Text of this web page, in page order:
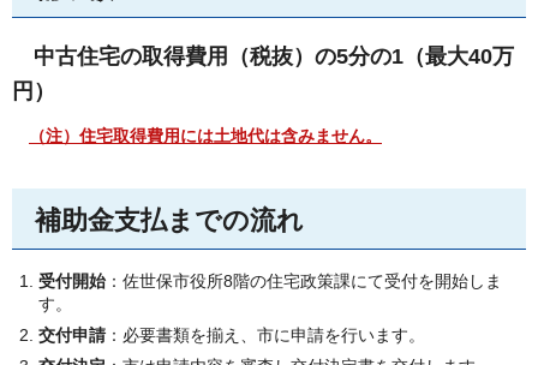
中古住宅の取得費用
（税抜）の5分の1（最大40万
円）
（注）住宅取得費用には土地代は含みません。
補助金支払までの流れ
受付開始 ：佐世保市役所8階の住宅政策課にて受付を開始しま
す。
交付申請：必要書類を揃え、市に申請を行います。